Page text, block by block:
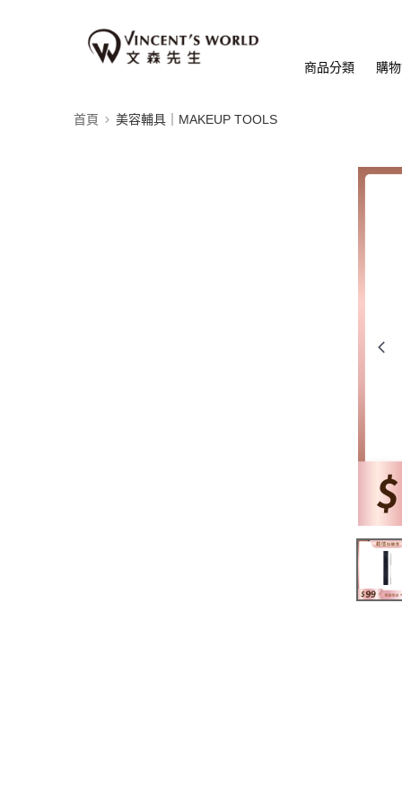
商品分類 購
首頁 美容輔具｜MAKEUP TOOLS